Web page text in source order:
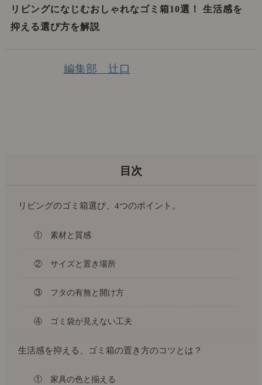
リビングになじむおしゃれなゴミ箱10選！ 生活感を
抑える選び方を解説
編集部 辻口
リビングのゴミ箱選び、4つのポイント。
① 素材と質感
② サイズと置き場所
③ フタの有無と開け方
④ ゴミ袋が見えない工夫
生活感を抑える、ゴミ箱の置き方のコツとは？
① 家具の色と揃える